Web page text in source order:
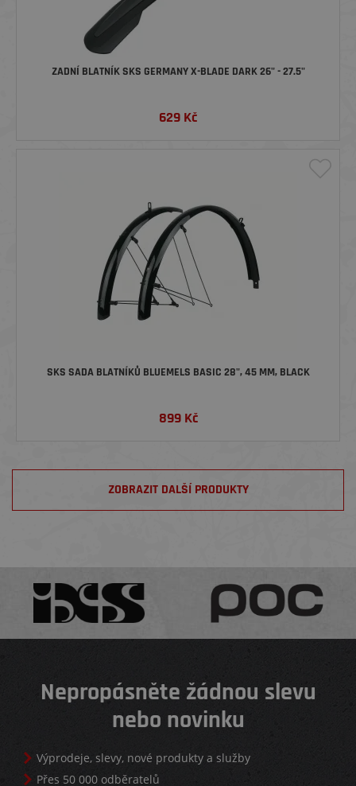
ZADNÍ BLATNÍK SKS GERMANY X-BLADE DARK 26" - 27.5"
629 Kč
SKS SADA BLATNÍKŮ BLUEMELS BASIC 28", 45 MM, BLACK
899Kč
ZOBRAZIT DALŠÍ PRODUKTY
Nepropásněte žádnou slevu
nebo novinku
Výprodeje, slevy, nové produkty a služby
Přes 50 000 odběratelů